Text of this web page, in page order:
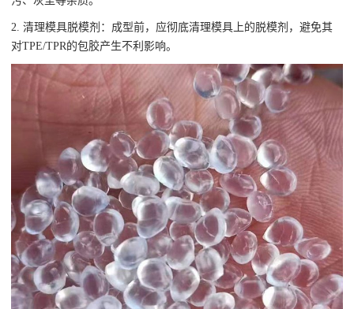
2. 清理模具脱模剂：成型前，应彻底清理模具上的脱模剂，避免其
对TPE/TPR的包胶产生不利影响。